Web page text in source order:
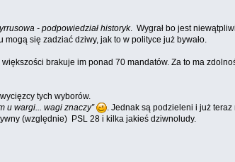
- podpowiedział historyk. Wygrał bo jest
się zadziać dziwy, jak to w polityce już bywało.
brakuje im ponad 70 mandatów. Za to ma
tych wyborów.
u wargi... wagi znaczy”
. Jednak są podzieleni i już
(względnie) PSL 28 i kilka jakieś dziwnoludy.